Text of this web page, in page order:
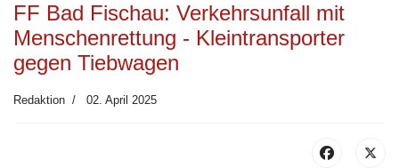
FF Bad Fischau: Verkehrsunfall mit
Menschenrettung - Kleintransporter
gegen Tiebwagen
Redaktion 02. April 2025